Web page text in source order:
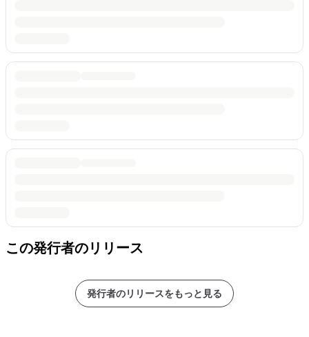
この発行者のリリース
発行者のリリースをもっと見る